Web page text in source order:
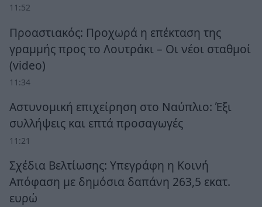
11:52
Προαστιακός: Προχωρά η επέκταση της
γραμμής προς το Λουτράκι – Οι νέοι σταθμοί
(video)
11:34
Αστυνομική επιχείρηση στο Ναύπλιο: Έξι
συλλήψεις και επτά προσαγωγές
11:21
Σχέδια Βελτίωσης: Υπεγράφη η Κοινή
Απόφαση με δημόσια δαπάνη 263,5 εκατ.
ευρώ